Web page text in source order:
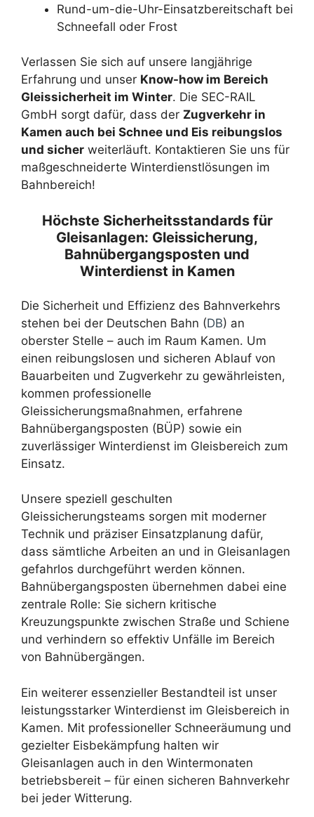
Rund-um-die-Uhr-Einsatzbereitschaft bei
Schneefall oder Frost
Verlassen Sie sich auf unsere langjährige
Erfahrung und unser Know-how im Bereich
Gleissicherheit im Winter. Die SEC-RAIL
GmbH sorgt dafür, dass der Zugverkehr in
Kamen auch bei Schnee und Eis reibungslos
und sicher weiterläuft. Kontaktieren Sie uns für
maßgeschneiderte Winterdienstlösungen im
Bahnbereich!
Höchste Sicherheitsstandards für
Gleisanlagen: Gleissicherung,
Bahnübergangsposten und
Winterdienst in Kamen
Die Sicherheit und Effizienz des Bahnverkehrs
stehen bei der Deutschen Bahn (DB) an
oberster Stelle – auch im Raum Kamen. Um
einen reibungslosen und sicheren Ablauf von
Bauarbeiten und Zugverkehr zu gewährleisten,
kommen professionelle
Gleissicherungsmaßnahmen, erfahrene
Bahnübergangsposten (BÜP) sowie ein
zuverlässiger Winterdienst im Gleisbereich zum
Einsatz.
Unsere speziell geschulten
Gleissicherungsteams sorgen mit moderner
Technik und präziser Einsatzplanung dafür,
dass sämtliche Arbeiten an und in Gleisanlagen
gefahrlos durchgeführt werden können.
Bahnübergangsposten übernehmen dabei eine
zentrale Rolle: Sie sichern kritische
Kreuzungspunkte zwischen Straße und Schiene
und verhindern so effektiv Unfälle im Bereich
von Bahnübergängen.
Ein weiterer essenzieller Bestandteil ist unser
leistungsstarker Winterdienst im Gleisbereich in
Kamen. Mit professioneller Schneeräumung und
gezielter Eisbekämpfung halten wir
Gleisanlagen auch in den Wintermonaten
betriebsbereit – für einen sicheren Bahnverkehr
bei jeder Witterung.